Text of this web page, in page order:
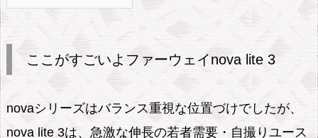
1.
こ
ご
ここがすごいよファーウェイnova lite 3
novaシリーズはバランス重視な位置づけでしたが、
nova lite 3は、急激な伸長の若者需要・自撮りユース